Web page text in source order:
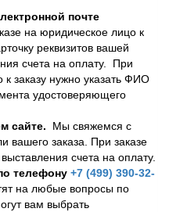
почте
на юридическое лицо к
реквизитов вашей
счета на оплату. При
к заказу нужно указать ФИО
удостоверяющего
сайте. Мы свяжемся с
вашего заказа. При заказе
счета на оплату.
телефону +7 (499) 390-32-
на любые вопросы по
вам выбрать